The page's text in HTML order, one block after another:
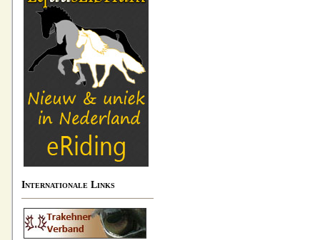
Internationale Links